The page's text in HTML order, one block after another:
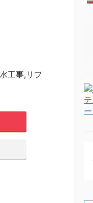
工事,リフ